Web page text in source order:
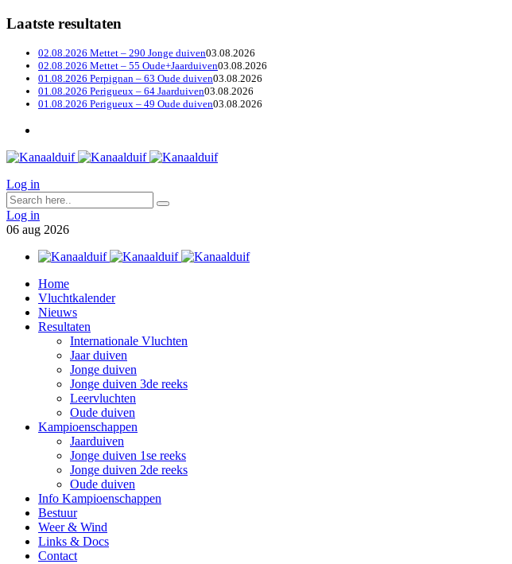
Laatste resultaten
02.08.2026 Mettet – 290 Jonge duiven03.08.2026
02.08.2026 Mettet – 55 Oude+Jaarduiven03.08.2026
01.08.2026 Perpignan – 63 Oude duiven03.08.2026
01.08.2026 Perigueux – 64 Jaarduiven03.08.2026
01.08.2026 Perigueux – 49 Oude duiven03.08.2026
Log in
Log in
06 aug 2026
Home
Vluchtkalender
Nieuws
Resultaten
Internationale Vluchten
Jaar duiven
Jonge duiven
Jonge duiven 3de reeks
Leervluchten
Oude duiven
Kampioenschappen
Jaarduiven
Jonge duiven 1se reeks
Jonge duiven 2de reeks
Oude duiven
Info Kampioenschappen
Bestuur
Weer & Wind
Links & Docs
Contact